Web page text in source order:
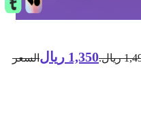
1,350 ريال السعر